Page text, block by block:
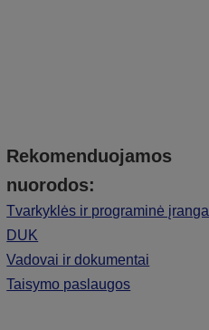
Rekomenduojamos
nuorodos:
Tvarkyklės ir programinė įranga
DUK
Vadovai ir dokumentai
Taisymo paslaugos